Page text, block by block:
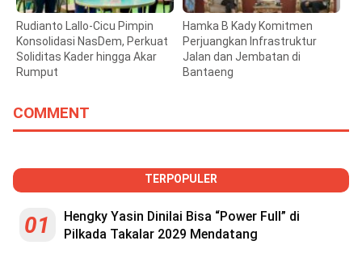
Rudianto Lallo-Cicu Pimpin
Konsolidasi NasDem, Perkuat
Soliditas Kader hingga Akar
Rumput
Hamka B Kady Komitmen
Perjuangkan Infrastruktur
Jalan dan Jembatan di
Bantaeng
COMMENT
TERPOPULER
01
Hengky Yasin Dinilai Bisa “Power Full” di
Pilkada Takalar 2029 Mendatang